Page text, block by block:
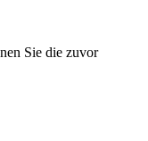
Sie die zuvor